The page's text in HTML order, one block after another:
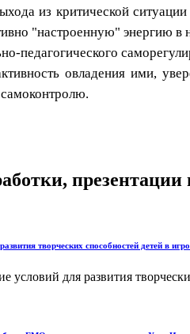
из критической
"настроенную" энергию в
педагогического
овладения ими,
творческих способностей детей в
условий для развития